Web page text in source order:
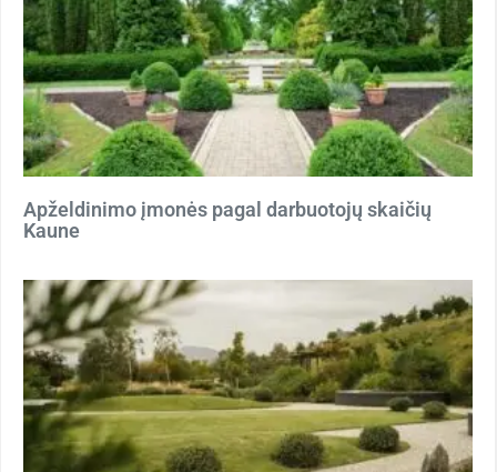
Apželdinimo įmonės pagal darbuotojų skaičių
Kaune